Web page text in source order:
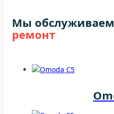
Мы
ремонт